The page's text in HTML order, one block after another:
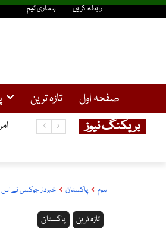
رابطہ کریں ہماری ٹیم
صفحہ اول تازہ ترین
بریکنگ نیوز سولر
ہوم پاکستان خبردار جوکسی نے اس
پاکستان تازہ ترین